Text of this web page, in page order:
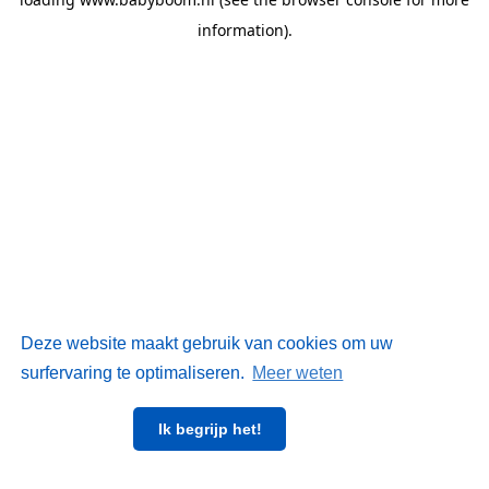
Deze website maakt gebruik van cookies om uw
surfervaring te optimaliseren. Meer weten
Ik begrijp het!
information).